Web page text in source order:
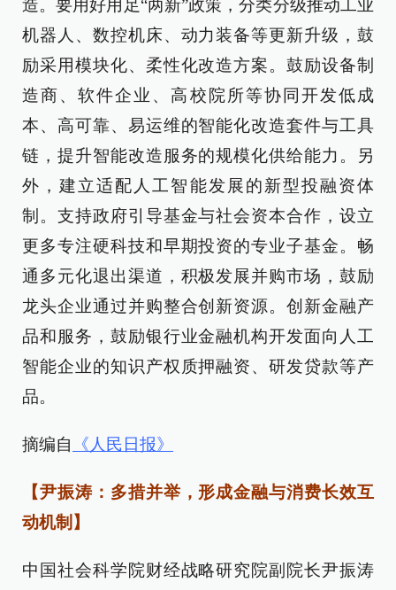
造。要用好用足“两新”政策，分类分级推动工业
机器人、数控机床、动力装备等更新升级，鼓
励采用模块化、柔性化改造方案。鼓励设备制
造商、软件企业、高校院所等协同开发低成
本、高可靠、易运维的智能化改造套件与工具
链，提升智能改造服务的规模化供给能力。另
外，建立适配人工智能发展的新型投融资体
制。支持政府引导基金与社会资本合作，设立
更多专注硬科技和早期投资的专业子基金。畅
通多元化退出渠道，积极发展并购市场，鼓励
龙头企业通过并购整合创新资源。创新金融产
品和服务，鼓励银行业金融机构开发面向人工
智能企业的知识产权质押融资、研发贷款等产
品。
摘编自 《人民日报》
【尹振涛：多措并举，形成金融与消费长效互
动机制】
中国社会科学院财经战略研究院副院长尹振涛